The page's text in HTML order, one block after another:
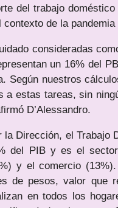
del trabajo
de la pandemia
consideradas
un 16% del
Según nuestros
a estas tareas, sin
D’Alessandro.
la Dirección, el Trabajo
del PIB y es el
y el comercio
de pesos, valor que
en todos los